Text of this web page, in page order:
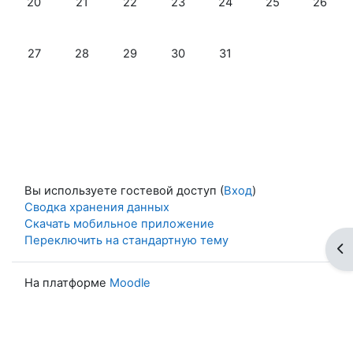
Нет событий, понедельник 27 октября
27 Нет событий, вторник 28 октября
28 Нет событий, среда 29 октября
29 Нет событий, четверг 30
30 Нет событий, пятница
31
Вы используете гостевой доступ (Вход)
Сводка хранения данных
Скачать мобильное приложение
Переключить на стандартную тему
На платформе Moodle